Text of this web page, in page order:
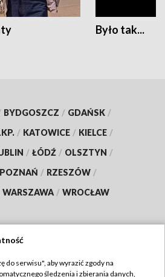
Było tak...
BYDGOSZCZ / GDAŃSK /
/ KATOWICE / KIELCE /
/ ŁÓDŹ / OLSZTYN /
POZNAŃ / RZESZÓW /
WARSZAWA / WROCŁAW
do serwisu", aby wyrazić zgody na
śledzenia i zbierania danych,